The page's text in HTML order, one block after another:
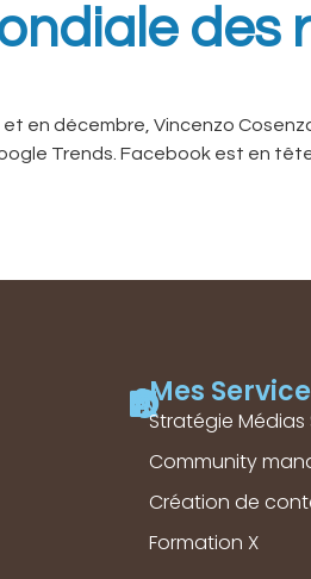
des
et en décembre, Vincenzo
Trends. Facebook est en
Mes
Stratégie Médias
Community
Création de
Formation X